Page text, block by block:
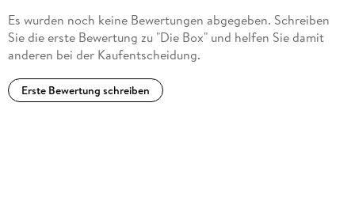
Es wurden noch keine Bewertungen abgegeben. Schreiben
Sie die erste Bewertung zu "Die Box" und helfen Sie damit
anderen bei der Kaufentscheidung.
Erste Bewertung schreiben